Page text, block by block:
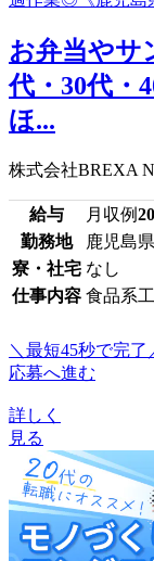
お弁当やサ
代・30代・
ほ...
株式会社BREXA
給与 月収例
勤務地
鹿児島
寮・社宅 なし
仕事内容 食品系
＼最短45秒で完了
応募へ進む
詳しく
見る